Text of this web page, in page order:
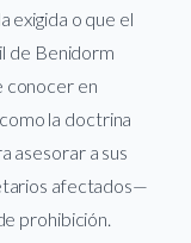
exigida o que el
de Benidorm
conocer en
la doctrina
asesorar a sus
afectados—
prohibición.